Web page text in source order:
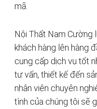
mã.
Nội Thất Nam Cường
khách hàng lên hàng
cung cấp dịch vụ tốt
tư vấn, thiết kế đến
nhân viên chuyên
tình của chúng tôi sẽ